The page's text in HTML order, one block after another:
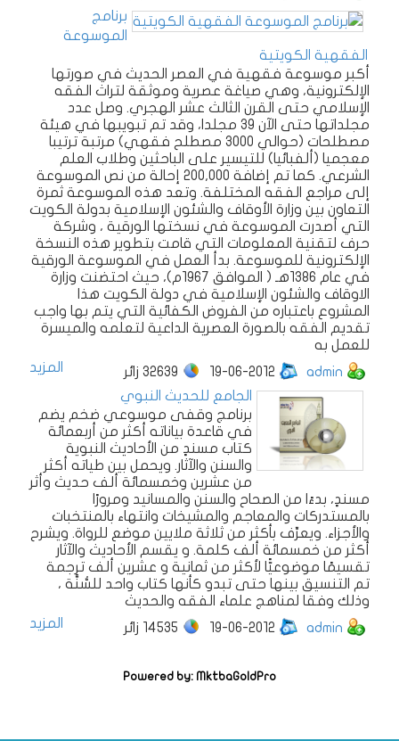
برنامج
الموسوعة
الفقهية الكويتية
أكبر موسوعة فقهية في العصر الحديث في صورتها
الإلكترونية، وهي صياغة عصرية وموثقة لتراث الفقه
الإسلامي حتى القرن الثالث عشر الهجري. وصل عدد
مجلداتها حتى الآن 39 مجلدا، وقد تم تبويبها في هيئة
مصطلحات (حوالي 3000 مصطلح فقهي) مرتبة ترتيبا
معجميا (ألفبائيا) للتيسير على الباحثين وطلاب العلم
الشرعي. كما تم إضافة 200,000 إحالة من نص الموسوعة
إلى مراجع الفقه المختلفة. وتعد هذه الموسوعة ثمرة
التعاون بين وزارة الأوقاف والشئون الإسلامية بدولة الكويت
التي أصدرت الموسوعة في نسختها الورقية ، وشركة
حرف لتقنية المعلومات التي قامت بتطوير هذه النسخة
الإلكترونية للموسوعة. بدأ العمل في الموسوعة الورقية
في عام 1386هـ ( الموافق 1967م)، حيث احتضنت وزارة
الاوقاف والشئون الإسلامية في دولة الكويت هذا
المشروع باعتباره من الفروض الكفائية التي يتم بها واجب
تقديم الفقه بالصورة العصرية الداعية لتعلمه والميسرة
للعمل به
المزيد
admin
19-06-2012
32639 زائر
الجامع للحديث النبوي
برنامج وقفى موسوعي ضخم يضم
في قاعدة بياناته أكثر من أربعمائة
كتاب مسندٍ من الأحاديث النبوية
والسنن والآثار. ويحمل بين طياته أكثر
من عشرين وخمسمائة ألف حديث وأثر
مسندٍ، بدءًا من الصحاح والسنن والمسانيد ومرورًا
بالمستدركات والمعاجم والمشيخات وانتهاء بالمنتخبات
والأجزاء. ويعرِّف بأكثر من ثلاثة ملايين موضع للرواة. ويشرح
أكثر من خمسمائة ألف كلمة. و يقسم الأحاديث والآثار
تقسيمًا موضوعيًّا لأكثر من ثمانية و عشرين ألف ترجمة
تم التنسيق بينها حتى تبدو كأنها كتاب واحد للسُّنَّة ،
وذلك وفقا لمناهج علماء الفقه والحديث
المزيد
admin
19-06-2012
14535 زائر
Powered by: MktbaGoldPro